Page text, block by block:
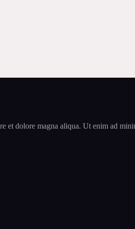
et dolore magna aliqua. Ut enim ad